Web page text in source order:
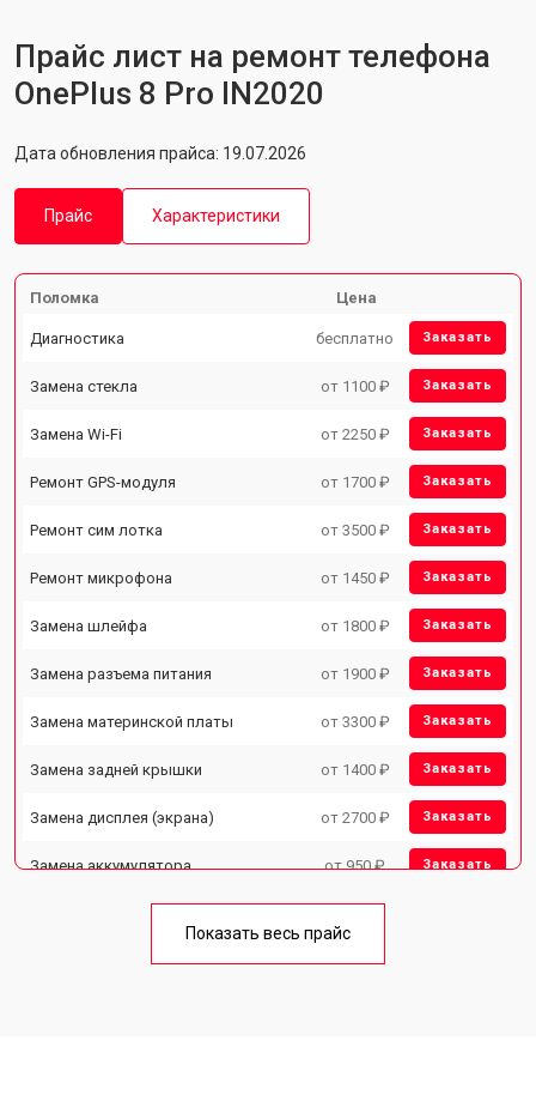
Прайс лист на ремонт телефона
OnePlus 8 Pro IN2020
Дата обновления прайса: 19.07.2026
Прайс Характеристики
Поломка Цена
Диагностика бесплатно Заказать
Замена стекла от 1100 ₽ Заказать
Замена Wi-Fi от 2250 ₽ Заказать
Ремонт GPS-модуля от 1700 ₽ Заказать
Ремонт сим лотка от 3500 ₽ Заказать
Ремонт микрофона от 1450 ₽ Заказать
Замена шлейфа от 1800 ₽ Заказать
Замена разъема питания от 1900 ₽ Заказать
Замена материнской платы от 3300 ₽ Заказать
Замена задней крышки от 1400 ₽ Заказать
Замена дисплея (экрана) от 2700 ₽ Заказать
Замена аккумулятора от 950 ₽ Заказать
Ремонт цепи питания от 3200 ₽
Показать весь прайс